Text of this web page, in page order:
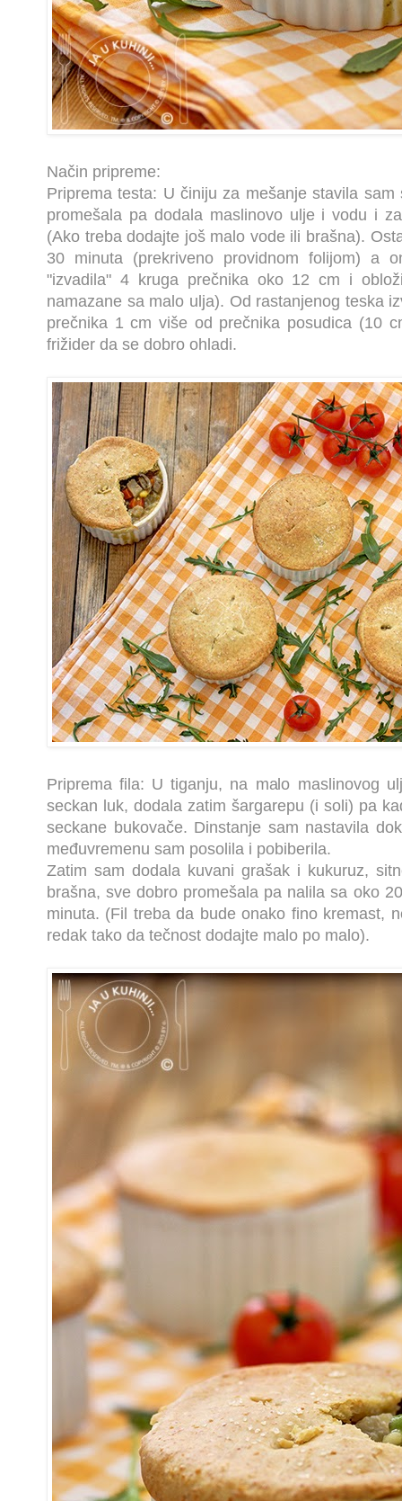
Način pripreme:
Priprema testa: U činiju za mešanje stavila
promešala pa dodala maslinovo ulje i vodu i
(Ako treba dodajte još malo vode ili brašna).
30 minuta (prekriveno providnom folijom) a
"izvadila" 4 kruga prečnika oko 12 cm i
namazane sa malo ulja). Od rastanjenog teska
prečnika 1 cm više od prečnika posudica (10
frižider da se dobro ohladi.
Priprema fila: U tiganju, na malo maslinovog
seckan luk, dodala zatim šargarepu (i soli) pa
seckane bukovače. Dinstanje sam nastavila
međuvremenu sam posolila i pobiberila.
Zatim sam dodala kuvani grašak i kukuruz,
brašna, sve dobro promešala pa nalila sa oko
minuta. (Fil treba da bude onako fino kremast,
redak tako da tečnost dodajte malo po malo).